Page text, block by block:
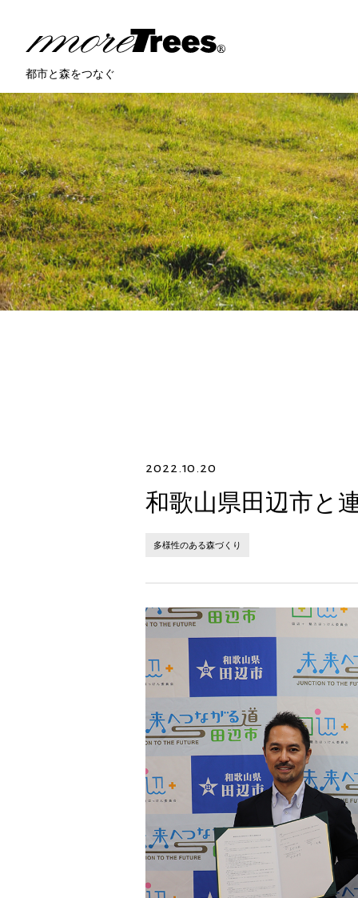
都市と森をつなぐ
2022.10.20
和歌山県田辺市と
多様性のある森づくり